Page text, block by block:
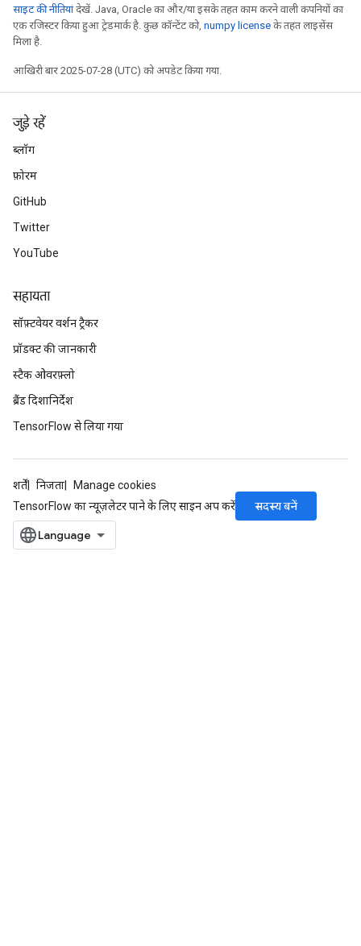
साइट की नीतियांदेखें. Java, Oracle का और/या इसके तहत काम करने वाली कंपनियों का
एक रजिस्टर किया हुआ ट्रेडमार्क है. कुछ कॉन्टेंट को, numpy license के तहत लाइसेंस
मिला है.
आखिरी बार 2025-07-28 (UTC) को अपडेट किया गया.
जुड़े रहें
ब्लॉग
फ़ोरम
GitHub
Twitter
YouTube
सहायता
सॉफ़्टवेयर वर्शन ट्रैकर
प्रॉडक्ट की जानकारी
स्टैक ओवरफ़्लो
ब्रैंड दिशानिर्देश
TensorFlow से लिया गया
शर्तें निजता
Manage cookies
TensorFlow का न्यूज़लेटर पाने के लिए साइन अप करें
सदस्य बनें